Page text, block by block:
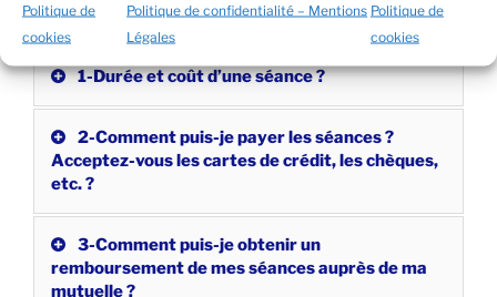
Politique de
cookies
Politique de confidentialité – Mentions
Légales
Politique de
cookies
Autre présentation :
1-Durée et coût d’une séance ?
2-Comment puis-je payer les séances ?
Acceptez-vous les cartes de crédit, les chèques,
etc. ?
3-Comment puis-je obtenir un
remboursement de mes séances auprès de ma
mutuelle ?